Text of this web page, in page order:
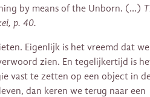
by means of the Unborn. (…)
p. 40.
Eigenlijk is het vreemd dat
zien. En tegelijkertijd is
vast te zetten op een object in
dan keren we terug naar een